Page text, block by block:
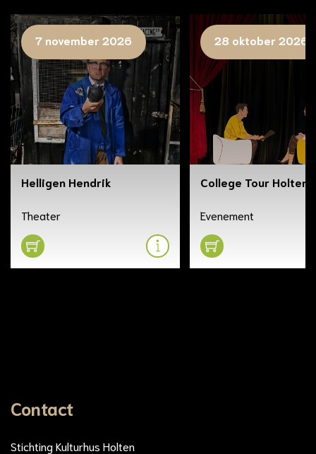
7 november 2026
Helligen Hendrik
Theater
28 oktober 2026
College Tour Holten
Evenement
Contact
Stichting Kulturhus Holten